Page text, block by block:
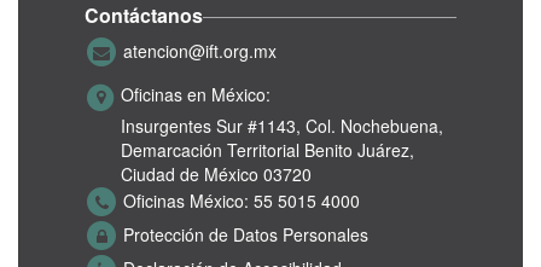
Contáctanos
atencion@ift.org.mx
Oficinas en México:
Insurgentes Sur #1143, Col. Nochebuena,
Demarcación Territorial Benito Juárez,
Ciudad de México 03720
Oficinas México: 55 5015 4000
Protección de Datos Personales